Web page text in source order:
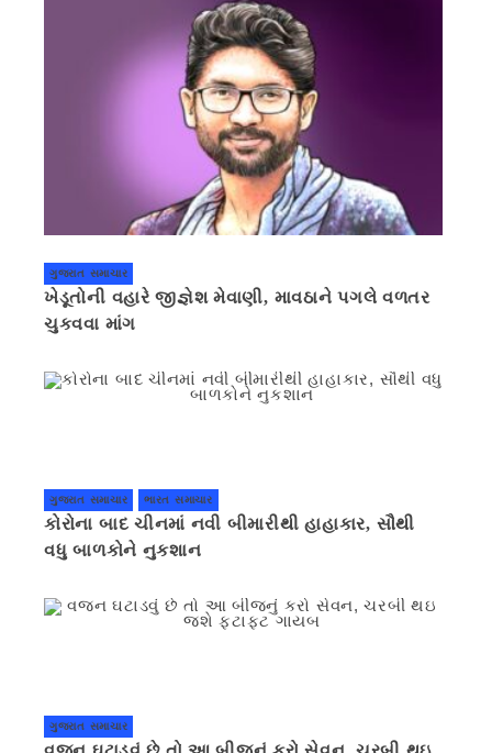
ગુજરાત સમાચાર
ખેડૂતોની વહારે જીજ્ઞેશ મેવાણી, માવઠાને પગલે વળતર
ચુકવવા માંગ
ગુજરાત સમાચાર ભારત સમાચાર
કોરોના બાદ ચીનમાં નવી બીમારીથી હાહાકાર, સૌથી
વધુ બાળકોને નુકશાન
ગુજરાત સમાચાર